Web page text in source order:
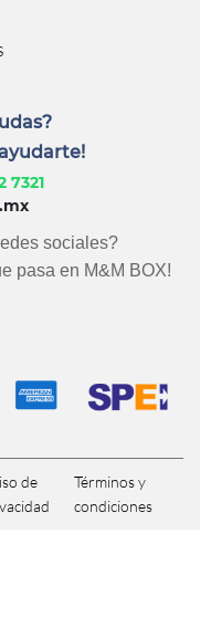
7321
sociales?
pasa en M&M BOX!
de
Términos y
condiciones